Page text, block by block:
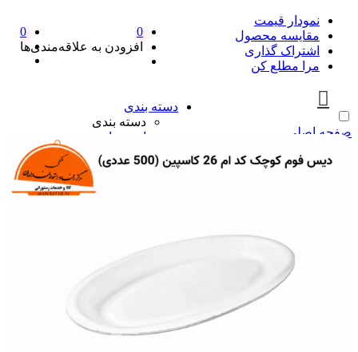
نمودار قیمت
مقایسه محصول
اشتراک گذاری
مرا مطلع کن
صفحه اصلی
0
افزودن به علاقه‌مندی‌ها
0
دسته بندی
دسته بندی
ادویه‌جات
ادویه‌جات
آویشن
ادویه مخلوط
دارچین
پیازها
پیاز چیپسی
پیاز سرخ شده
پیاز نگینی